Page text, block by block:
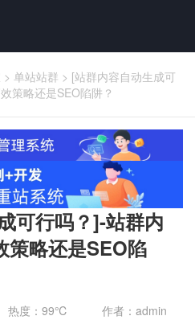
> 单站站群 > [站群内容自动生成可
策略还是SEO陷阱？
可行吗？]-站群内
策略还是SEO陷
作者：admin
热度：99℃